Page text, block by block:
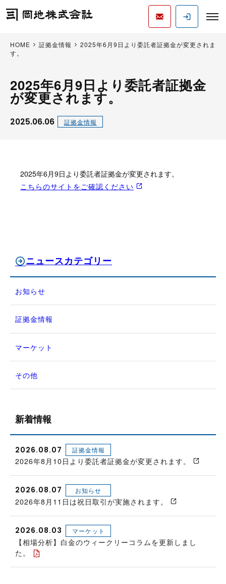
HOME 証拠金情報
2025年6月9日より委託者証拠金が変更されま
す。
2025年6月9日より委託者証拠金
が変更されます。
2025.06.06 証拠金情報
2025年6月9日より委託者証拠金が変更されます。
こちらのサイトをご確認ください
ニュースカテゴリー
お知らせ
証拠金情報
マーケット
その他
新着情報
2026.08.07 証拠金情報
2026年8月10日より委託者証拠金が変更されます。
2026.08.07 お知らせ
2026年8月11日は祝日取引が実施されます。
2026.08.03 マーケット
【相場分析】白金のウィークリーコラムを更新しまし
た。